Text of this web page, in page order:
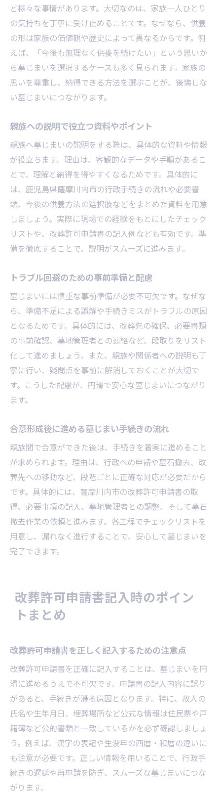
ど様々な事情があります。大切なのは、家族一人ひとり
の気持ちを丁寧に受け止めることです。なぜなら、供養
の形は家族の価値観や歴史によって異なるからです。例
えば、「今後も無理なく供養を続けたい」という思いか
ら墓じまいを選択するケースも多く見られます。家族の
思いを尊重し、納得できる方法を選ぶことが、後悔しな
い墓じまいにつながります。
親族への説明で役立つ資料やポイント
親族へ墓じまいの説明をする際は、具体的な資料や情報
が役立ちます。理由は、客観的なデータや手順があるこ
とで、理解と納得を得やすくなるためです。具体的に
は、鹿児島県薩摩川内市の行政手続きの流れや必要書
類、今後の供養方法の選択肢などをまとめた資料を用意
しましょう。実際に現場での経験をもとにしたチェック
リストや、改葬許可申請書の記入例なども有効です。準
備を徹底することで、説明がスムーズに進みます。
トラブル回避のための事前準備と配慮
墓じまいには慎重な事前準備が必要不可欠です。なぜな
ら、準備不足による誤解や手続きミスがトラブルの原因
となるためです。具体的には、改葬先の確保、必要書類
の事前確認、墓地管理者との連絡など、段取りをリスト
化して進めましょう。また、親族や関係者への説明も丁
寧に行い、疑問点を事前に解消しておくことが大切で
す。こうした配慮が、円滑で安心な墓じまいにつながり
ます。
合意形成後に進める墓じまい手続きの流れ
親族間で合意ができた後は、手続きを着実に進めること
が求められます。理由は、行政への申請や墓石撤去、改
葬先への移動など、段階ごとに正確な対応が必要だから
です。具体的には、薩摩川内市の改葬許可申請書の取
得、必要事項の記入、墓地管理者との調整、そして墓石
撤去作業の依頼と進みます。各工程でチェックリストを
用意し、漏れなく進行することで、安心して墓じまいを
完了できます。
改葬許可申請書記入時のポイン
トまとめ
改葬許可申請書を正しく記入するための注意点
改葬許可申請書を正確に記入することは、墓じまいを円
滑に進めるうえで不可欠です。申請書の記入内容に誤り
があると、手続きが滞る原因となります。特に、故人の
氏名や生年月日、埋葬場所など公式な情報は住民票や戸
籍簿など公的書類と一致しているかを必ず確認しましょ
う。例えば、漢字の表記や生没年の西暦・和暦の違いに
も注意が必要です。正しい情報を用いることで、行政手
続きの遅延や再申請を防ぎ、スムーズな墓じまいにつな
がります。